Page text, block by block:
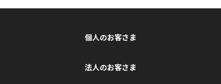
個人のお客さま
法人のお客さま